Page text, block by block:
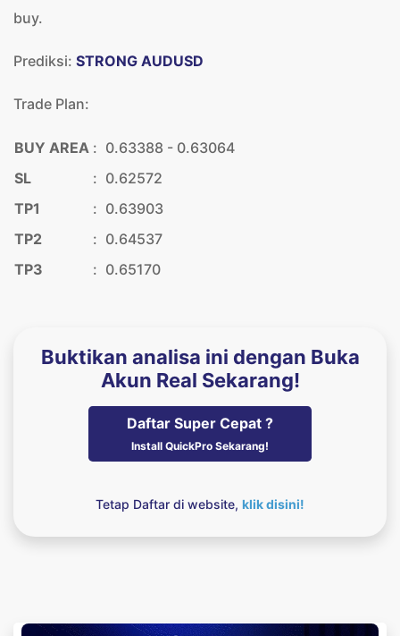
buy.
Prediksi: STRONG AUDUSD
Trade Plan:
BUY AREA : 0.63388 - 0.63064
SL
: 0.62572
TP1
: 0.63903
TP2
: 0.64537
TP3
: 0.65170
Buktikan analisa ini dengan Buka
Akun Real Sekarang!
Daftar Super Cepat ?
Install QuickPro Sekarang!
Tetap Daftar di website, klik disini!